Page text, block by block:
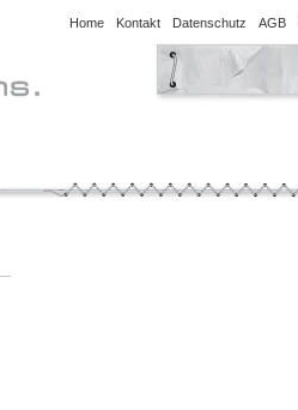
AGB
Datenschutz
Kontakt
Home